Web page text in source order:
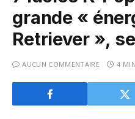
grande «
Retriever »,
AUCUN COMMENTAIRE 4